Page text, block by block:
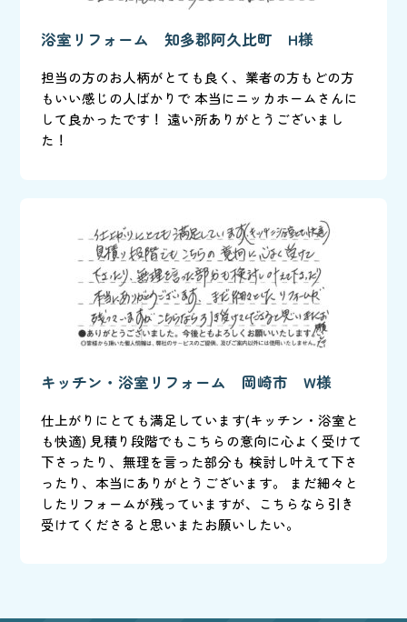
浴室リフォーム 知多郡阿久比町 H様
担当の方のお人柄がとても良く、業者の方もどの方
もいい感じの人ばかりで 本当にニッカホームさんに
して良かったです！ 遠い所ありがとうございまし
た！
キッチン・浴室リフォーム 岡崎市 W様
仕上がりにとても満足しています(キッチン・浴室と
も快適) 見積り段階でもこちらの意向に心よく受けて
下さったり、無理を言った部分も 検討し叶えて下さ
ったり、本当にありがとうございます。 まだ細々と
したリフォームが残っていますが、こちらなら引き
受けてくださると思いまたお願いしたい。